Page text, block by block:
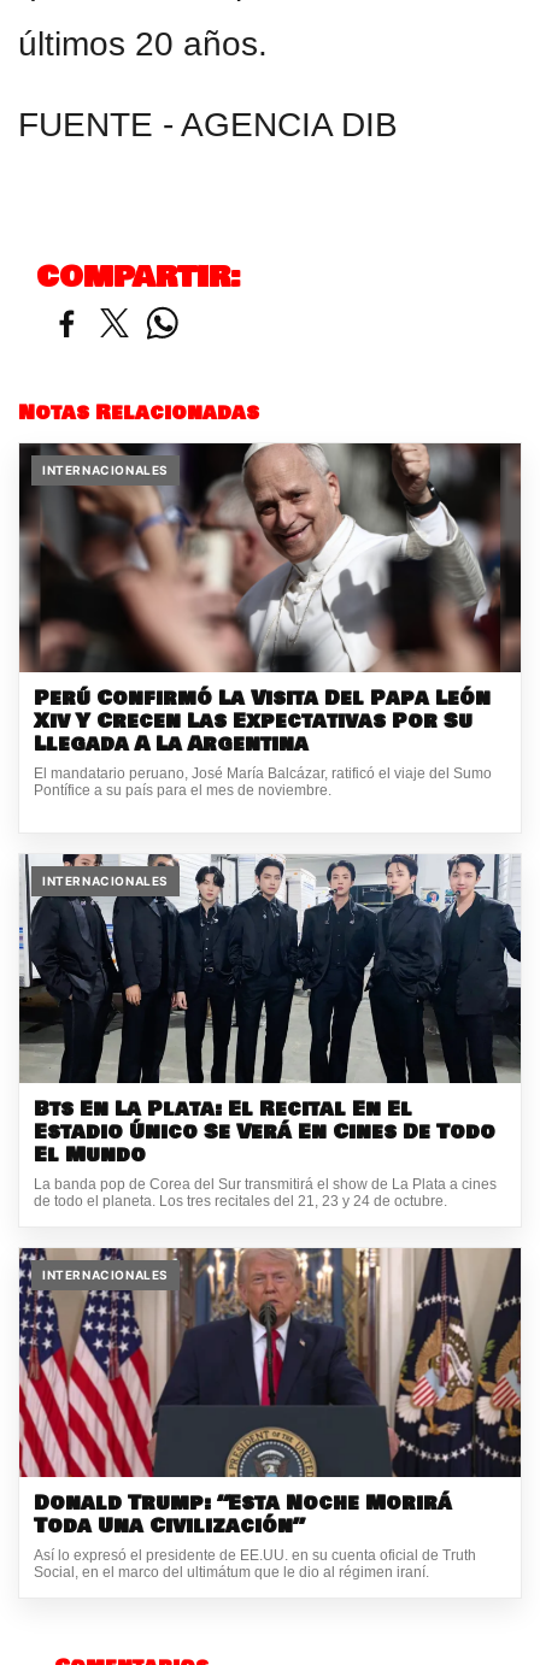
últimos 20 años.
FUENTE - AGENCIA DIB
COMPARTIR:
Notas Relacionadas
INTERNACIONALES
Perú Confirmó La Visita Del Papa León
Xiv Y Crecen Las Expectativas Por Su
Llegada A La Argentina
El mandatario peruano, José María Balcázar, ratificó el viaje del Sumo
Pontífice a su país para el mes de noviembre.
INTERNACIONALES
Bts En La Plata: El Recital En El
Estadio Único Se Verá En Cines De Todo
El Mundo
La banda pop de Corea del Sur transmitirá el show de La Plata a cines
de todo el planeta. Los tres recitales del 21, 23 y 24 de octubre.
INTERNACIONALES
Donald Trump: “Esta Noche Morirá
Toda Una Civilización”
Así lo expresó el presidente de EE.UU. en su cuenta oficial de Truth
Social, en el marco del ultimátum que le dio al régimen iraní.